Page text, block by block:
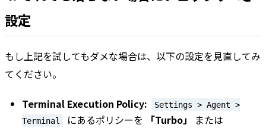
設定
もし上記を試してもダメな場合は、以下の設定を見直してみ
てください。
Terminal Execution Policy:
Settings > Agent >
Terminal
にあるポリシーを 「Turbo」
または